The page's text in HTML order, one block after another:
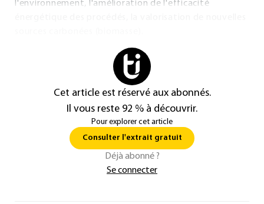
l'environnement, l'amélioration de l'efficacité
Cet article est réservé aux abonnés.
Il vous reste 92 % à découvrir.
Pour explorer cet article
Consulter l'extrait gratuit
Déjà abonné ?
Se connecter